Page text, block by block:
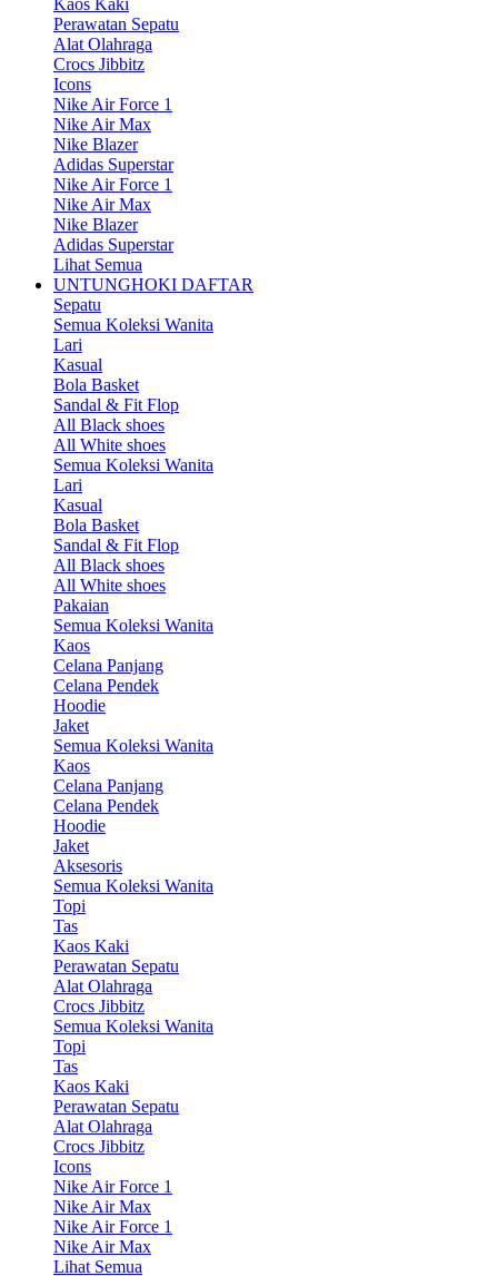
Kaos Kaki
Perawatan Sepatu
Alat Olahraga
Crocs Jibbitz
Icons
Nike Air Force 1
Nike Air Max
Nike Blazer
Adidas Superstar
Nike Air Force 1
Nike Air Max
Nike Blazer
Adidas Superstar
Lihat Semua
UNTUNGHOKI DAFTAR
Sepatu
Semua Koleksi Wanita
Lari
Kasual
Bola Basket
Sandal & Fit Flop
All Black shoes
All White shoes
Semua Koleksi Wanita
Lari
Kasual
Bola Basket
Sandal & Fit Flop
All Black shoes
All White shoes
Pakaian
Semua Koleksi Wanita
Kaos
Celana Panjang
Celana Pendek
Hoodie
Jaket
Semua Koleksi Wanita
Kaos
Celana Panjang
Celana Pendek
Hoodie
Jaket
Aksesoris
Semua Koleksi Wanita
Topi
Tas
Kaos Kaki
Perawatan Sepatu
Alat Olahraga
Crocs Jibbitz
Semua Koleksi Wanita
Topi
Tas
Kaos Kaki
Perawatan Sepatu
Alat Olahraga
Crocs Jibbitz
Icons
Nike Air Force 1
Nike Air Max
Nike Air Force 1
Nike Air Max
Lihat Semua